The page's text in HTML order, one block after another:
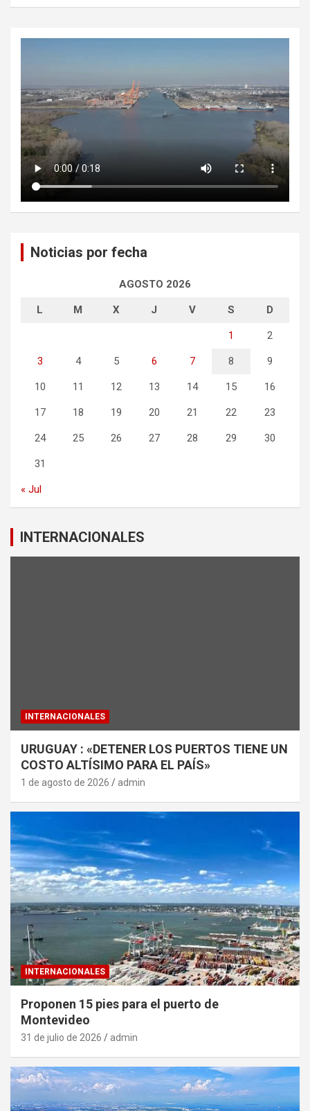
Noticias por fecha
AGOSTO 2026
L M X J V S D
1 2
3 4 5 6 7 8 9
10 11 12 13 14 15 16
17 18 19 20 21 22 23
24 25 26 27 28 29 30
31
« Jul
INTERNACIONALES
INTERNACIONALES
URUGUAY : «DETENER LOS PUERTOS TIENE UN
COSTO ALTÍSIMO PARA EL PAÍS»
1 de agosto de 2026 admin
INTERNACIONALES
Proponen 15 pies para el puerto de
Montevideo
31 de julio de 2026 admin